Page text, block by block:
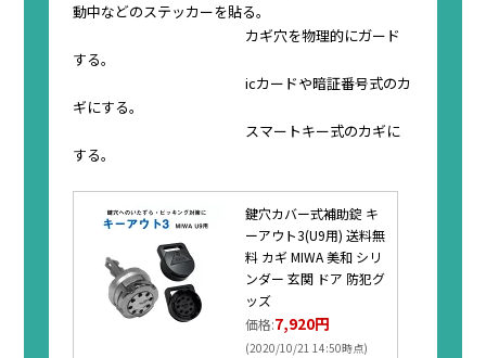
動中などのステッカーを貼る。
カギ穴を物理的にガード
する。
icカードや暗証番号式のカ
ギにする。
スマートキー式のカギに
する。
鍵穴カバー式補助錠 キ
ーアウト3(U9用) 送料無
料 カギ MIWA 美和 シリ
ンダー 玄関 ドア 防犯グ
ッズ
価格:7,920円
(2020/10/21 14:50時点)